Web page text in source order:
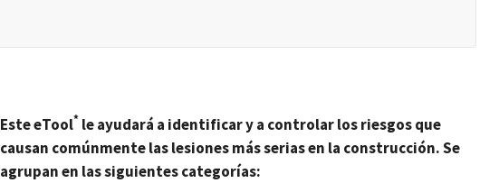
Este eTool* le ayudará a identificar y a controlar los riesgos que
causan comúnmente las lesiones más serias en la construcción. Se
agrupan en las siguientes categorías: